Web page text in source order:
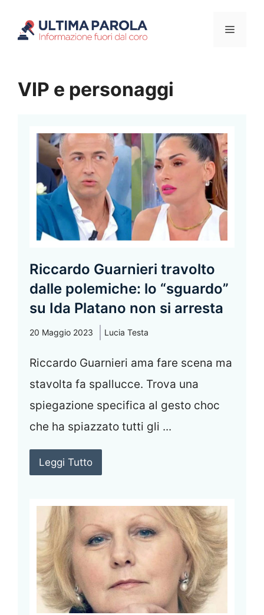
Menu
VIP e personaggi
Riccardo Guarnieri travolto
dalle polemiche: lo “sguardo”
su Ida Platano non si arresta
20 Maggio 2023 Lucia Testa
Riccardo Guarnieri ama fare scena ma
stavolta fa spallucce. Trova una
spiegazione specifica al gesto choc
che ha spiazzato tutti gli ...
Leggi Tutto